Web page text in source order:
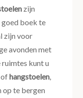
zijn
goed boek te
zijn voor
avonden met
kunt u
ofhangstoelen,
op te bergen